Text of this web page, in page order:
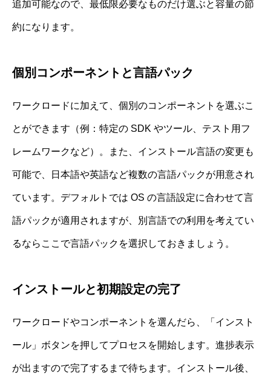
追加可能なので、最低限必要なものだけ選ぶと容量の節
約になります。
個別コンポーネントと言語パック
ワークロードに加えて、個別のコンポーネントを選ぶこ
とができます（例：特定の SDK やツール、テスト用フ
レームワークなど）。また、インストール言語の変更も
可能で、日本語や英語など複数の言語パックが用意され
ています。デフォルトでは OS の言語設定に合わせて言
語パックが適用されますが、別言語での利用を考えてい
るならここで言語パックを選択しておきましょう。
インストールと初期設定の完了
ワークロードやコンポーネントを選んだら、「インスト
ール」ボタンを押してプロセスを開始します。進捗表示
が出ますので完了するまで待ちます。インストール後、